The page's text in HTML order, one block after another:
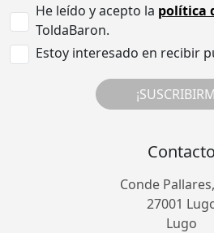
He leído y acepto la política
ToldaBaron.
Estoy interesado en recibir
Contacto
Conde
27001
Lugo